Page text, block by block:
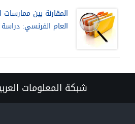
المقارنة بين
العام الفرنسي:
شبكة المعلومات